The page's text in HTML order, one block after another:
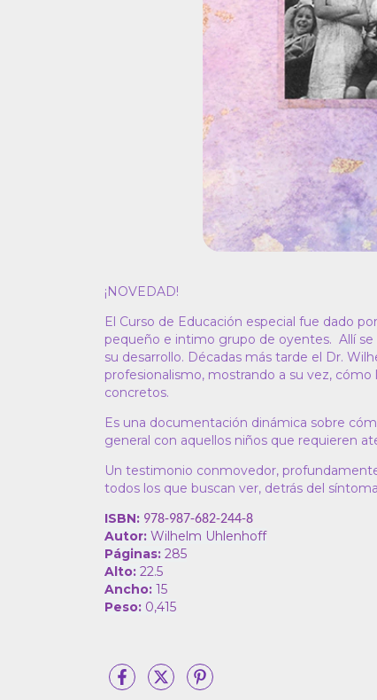
¡NOVEDAD!
El Curso de Educación especial fue dado
pequeño e intimo grupo de oyentes. Allí
su desarrollo. Décadas más tarde el Dr.
profesionalismo, mostrando a su vez,
concretos.
Es una documentación dinámica sobre
general con aquellos niños que requieren
Un testimonio conmovedor,
todos los que buscan ver, detrás del
ISBN: 978-987-682-244-8
Autor: Wilhelm Uhlenhoff
Páginas: 285
Alto: 22.5
Ancho: 15
Peso: 0,415